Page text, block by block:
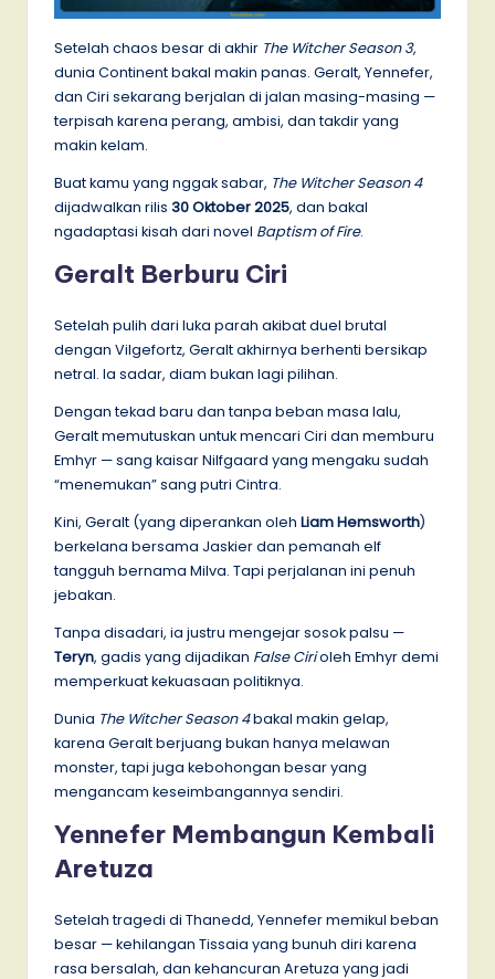
Setelah chaos besar di akhir The Witcher Season 3,
dunia Continent bakal makin panas. Geralt, Yennefer,
dan Ciri sekarang berjalan di jalan masing-masing —
terpisah karena perang, ambisi, dan takdir yang
makin kelam.
Buat kamu yang nggak sabar, The Witcher Season 4
dijadwalkan rilis 30 Oktober 2025, dan bakal
ngadaptasi kisah dari novel Baptism of Fire.
Geralt Berburu Ciri
Setelah pulih dari luka parah akibat duel brutal
dengan Vilgefortz, Geralt akhirnya berhenti bersikap
netral. Ia sadar, diam bukan lagi pilihan.
Dengan tekad baru dan tanpa beban masa lalu,
Geralt memutuskan untuk mencari Ciri dan memburu
Emhyr — sang kaisar Nilfgaard yang mengaku sudah
“menemukan” sang putri Cintra.
Kini, Geralt (yang diperankan oleh Liam Hemsworth)
berkelana bersama Jaskier dan pemanah elf
tangguh bernama Milva. Tapi perjalanan ini penuh
jebakan.
Tanpa disadari, ia justru mengejar sosok palsu —
Teryn, gadis yang dijadikan False Cirioleh Emhyr demi
memperkuat kekuasaan politiknya.
Dunia The Witcher Season 4bakal makin gelap,
karena Geralt berjuang bukan hanya melawan
monster, tapi juga kebohongan besar yang
mengancam keseimbangannya sendiri.
Yennefer Membangun Kembali
Aretuza
Setelah tragedi di Thanedd, Yennefer memikul beban
besar — kehilangan Tissaia yang bunuh diri karena
rasa bersalah, dan kehancuran Aretuza yang jadi